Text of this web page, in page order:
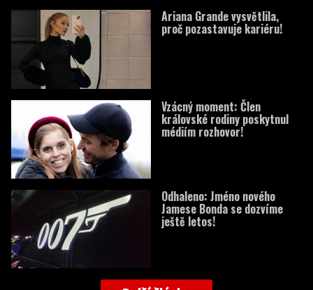
Ariana Grande vysvětlila,
proč pozastavuje kariéru!
Vzácný moment: Člen
královské rodiny poskytnul
médiím rozhovor!
Odhaleno: Jméno nového
Jamese Bonda se dozvíme
ještě letos!